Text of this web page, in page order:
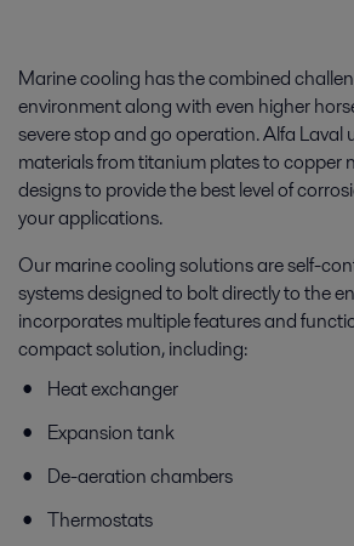
Marine cooling has the combined
environment along with even higher
severe stop and go operation. Alfa Laval
materials from titanium plates to copper
designs to provide the best level of
your applications.
Our marine cooling solutions are self-
systems designed to bolt directly to the
incorporates multiple features and
compact solution, including:
Heat exchanger
Expansion tank
De-aeration chambers
Thermostats